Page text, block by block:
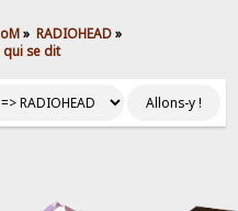
» RADIOHEAD»
qui se dit